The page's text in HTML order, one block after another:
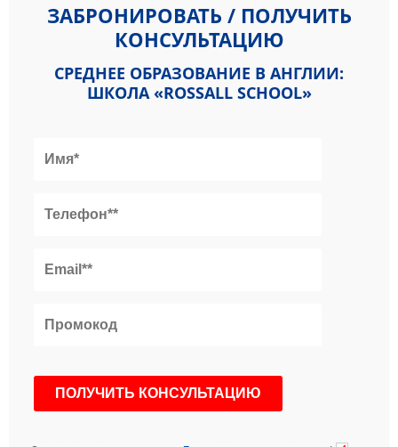
ЗАБРОНИРОВАТЬ / ПОЛУЧИТЬ
КОНСУЛЬТАЦИЮ
СРЕДНЕЕ ОБРАЗОВАНИЕ В АНГЛИИ:
ШКОЛА «ROSSALL SCHOOL»